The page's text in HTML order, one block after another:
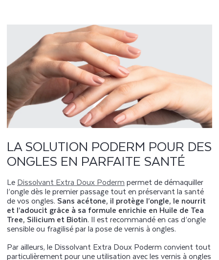
LA SOLUTION PODERM POUR DES
ONGLES EN PARFAITE SANTÉ
Le Dissolvant Extra Doux Poderm permet de démaquiller
l’ongle dès le premier passage tout en préservant la santé
de vos ongles. Sans acétone, il protège l’ongle, le nourrit
et l’adoucit grâce à sa formule enrichie en Huile de Tea
Tree, Silicium et Biotin. Il est recommandé en cas d’ongle
sensible ou fragilisé par la pose de vernis à ongles.
Par ailleurs, le Dissolvant Extra Doux Poderm convient tout
particulièrement pour une utilisation avec les vernis à ongles